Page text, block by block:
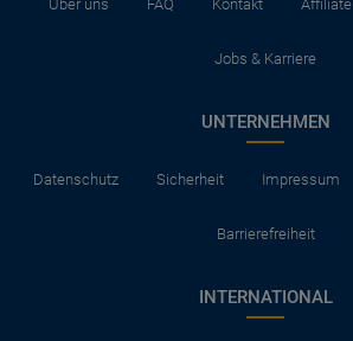
Über uns FAQ Kontakt Affiliate
Jobs & Karriere
UNTERNEHMEN
Datenschutz Sicherheit Impressum
Barrierefreiheit
INTERNATIONAL